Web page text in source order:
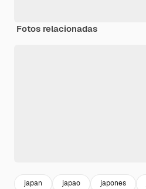
Fotos relacionadas
japan japao japones